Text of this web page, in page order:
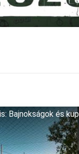
Bajnokságok és